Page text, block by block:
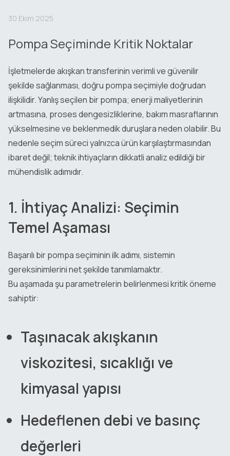
30 Ekim 2025
Pompa Seçiminde Kritik Noktalar
İşletmelerde akışkan transferinin verimli ve güvenilir
şekilde sağlanması, doğru pompa seçimiyle doğrudan
ilişkilidir. Yanlış seçilen bir pompa; enerji maliyetlerinin
artmasına, proses dengesizliklerine, bakım masraflarının
yükselmesine ve beklenmedik duruşlara neden olabilir. Bu
nedenle seçim süreci yalnızca ürün karşılaştırmasından
ibaret değil; teknik ihtiyaçların dikkatli analiz edildiği bir
mühendislik adımıdır.
1. İhtiyaç Analizi: Seçimin
Temel Aşaması
Başarılı bir pompa seçiminin ilk adımı, sistemin
gereksinimlerini net şekilde tanımlamaktır.
Bu aşamada şu parametrelerin belirlenmesi kritik öneme
sahiptir:
Taşınacak akışkanın
viskozitesi, sıcaklığı ve
kimyasal yapısı
Hedeflenen debi ve basınç
değerleri